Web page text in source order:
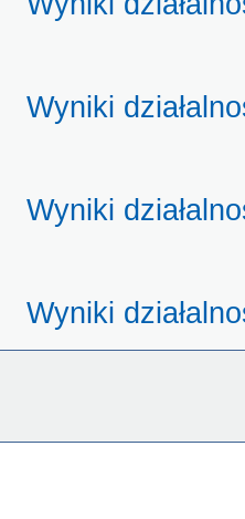
Wyniki
Wyniki
Wyniki